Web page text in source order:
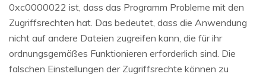
0xc0000022 ist, dass das Programm Probleme mit den
Zugriffsrechten hat. Das bedeutet, dass die Anwendung
nicht auf andere Dateien zugreifen kann, die für ihr
ordnungsgemäßes Funktionieren erforderlich sind. Die
falschen Einstellungen der Zugriffsrechte können zu